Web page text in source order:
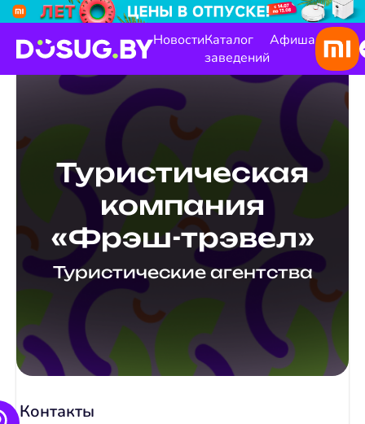
НовостиКаталог
заведений
Афиша
Туристическая
компания
«Фрэш-трэвел»
Туристические агентства
Контакты